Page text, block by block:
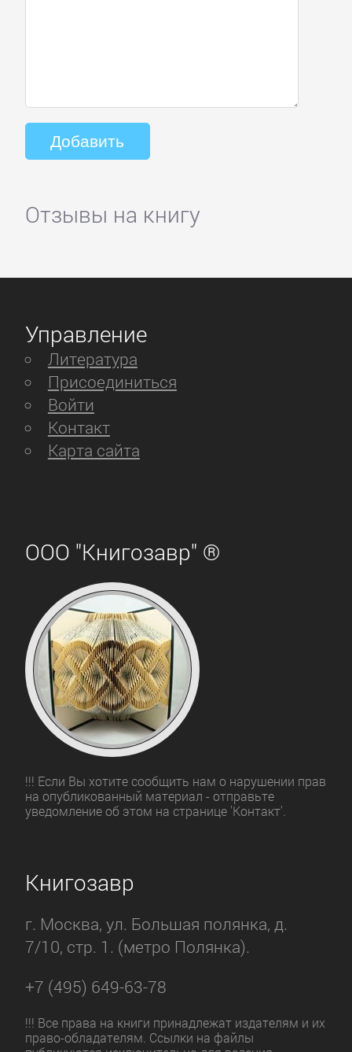
Отзывы на книгу
Управление
Литература
Присоединиться
Войти
Контакт
Карта сайта
ООО "Книгозавр" ®
!!! Если Вы хотите сообщить нам о нарушении прав
на опубликованный материал - отправьте
уведомление об этом на странице 'Контакт'.
Книгозавр
г. Москва, ул. Большая полянка, д.
7/10, стр. 1. (метро Полянка).
+7 (495) 649-63-78
!!! Все права на книги принадлежат издателям и их
право-обладателям. Ссылки на файлы